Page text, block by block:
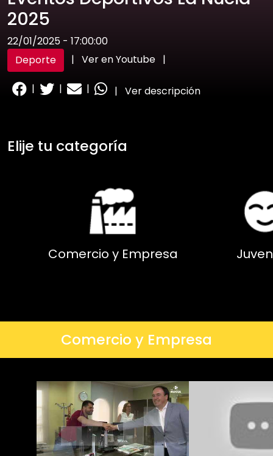
2025
22/01/2025 - 17:00:00
Deporte
| Ver en Youtube |
| | | | Ver descripción
Elije tu categoría
Comercio y Empresa
Comercio y Empresa